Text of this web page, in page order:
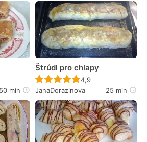
nebyl hodnocen
50 min
Štrúdl pro chlapy
Recept ještě nebyl
4,9
JanaDorazinova
25 min